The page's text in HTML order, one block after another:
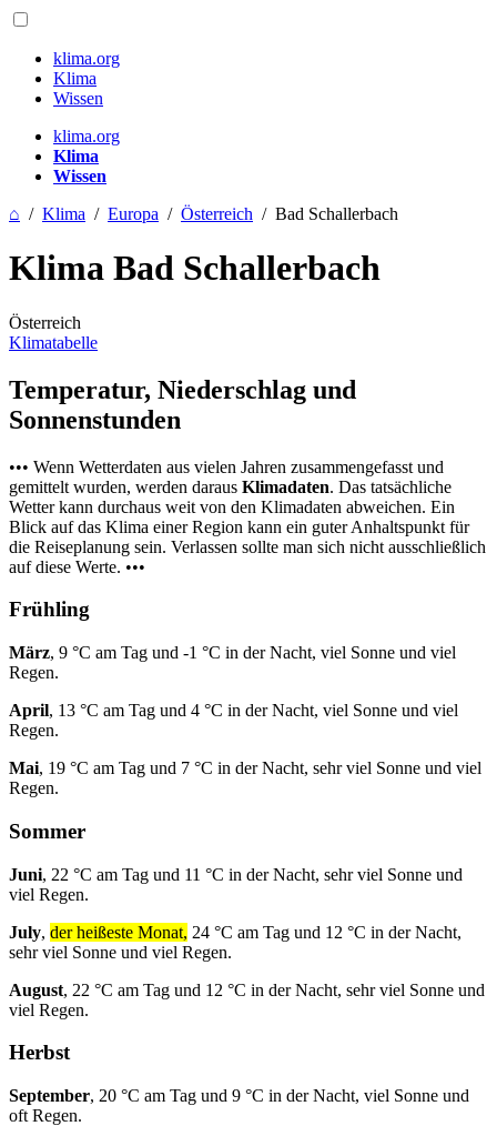
klima.org
Klima
Wissen
klima.org
Klima
Wissen
⌂ / Klima / Europa / Österreich / Bad Schallerbach
Klima Bad Schallerbach
Österreich
Klimatabelle
Temperatur, Niederschlag und
Sonnenstunden
••• Wenn Wetterdaten aus vielen Jahren zusammengefasst und
gemittelt wurden, werden daraus Klimadaten. Das tatsächliche
Wetter kann durchaus weit von den Klimadaten abweichen. Ein
Blick auf das Klima einer Region kann ein guter Anhaltspunkt für
die Reiseplanung sein. Verlassen sollte man sich nicht ausschließlich
auf diese Werte. •••
Frühling
März, 9 °C am Tag und -1 °C in der Nacht, viel Sonne und viel
Regen.
April, 13 °C am Tag und 4 °C in der Nacht, viel Sonne und viel
Regen.
Mai, 19 °C am Tag und 7 °C in der Nacht, sehr viel Sonne und viel
Regen.
Sommer
Juni, 22 °C am Tag und 11 °C in der Nacht, sehr viel Sonne und
viel Regen.
July, der heißeste Monat, 24 °C am Tag und 12 °C in der Nacht,
sehr viel Sonne und viel Regen.
August, 22 °C am Tag und 12 °C in der Nacht, sehr viel Sonne und
viel Regen.
Herbst
September, 20 °C am Tag und 9 °C in der Nacht, viel Sonne und
oft Regen.